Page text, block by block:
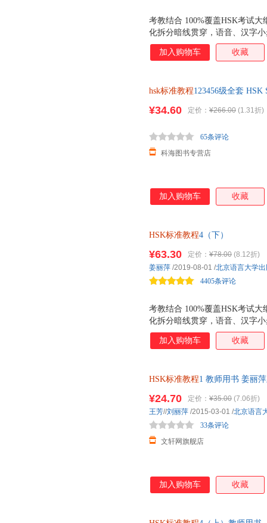
考教结合 100%覆盖HSK考试
化拆分暗线贯穿，语音、汉字
用，培养有效学习策略 场景丰
接触面 自然幽默 复现幽默真
加入购物车 收藏
hsk标准教程123456级全套
¥34.60 定价： ¥266.00 (1.31折)
科海图书专营店
65条评论
加入购物车 收藏
HSK标准教程4（下）
考教结合 100%覆盖HSK考试
化拆分暗线贯穿，语音、汉字
用，培养有效学习策略 场景丰
接触面 自然幽默 复现幽默真
¥63.30 定价： ¥78.00 (8.12折)
4405条评论
姜丽萍 /2019-08-01 /北京语言大学
加入购物车 收藏
HSK标准教程1 教师用书 姜丽
85%城市次日达，团购优惠咨
¥24.70 定价： ¥35.00 (7.06折)
文轩网旗舰店
33条评论
王芳//刘丽萍 /2015-03-01 /北京语言
加入购物车 收藏